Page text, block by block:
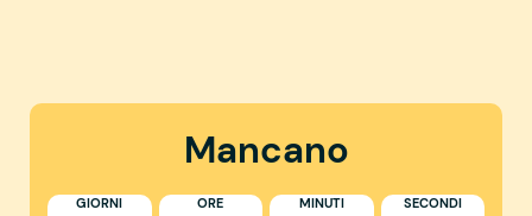
Mancano
GIORNI ORE MINUTI SECONDI